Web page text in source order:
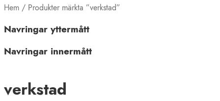
Hem / Produkter märkta ”verkstad”
verkstad
Navringar yttermått
Navringar innermått